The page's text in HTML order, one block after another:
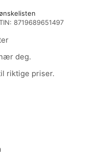
8719689651497
deg.
riktige priser.